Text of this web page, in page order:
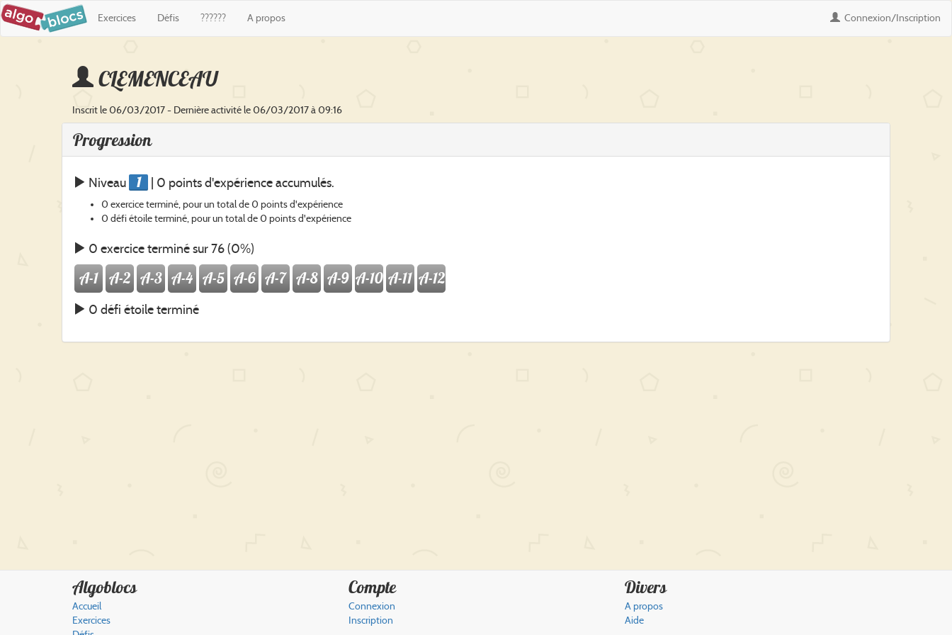
Connexion/Inscription
Exercices Défis ?????? A propos
CLEMENCEAU
Inscrit le 06/03/2017 - Dernière activité le 06/03/2017 à 09:16
Progression
Niveau 1 | 0 points d'expérience accumulés.
0 exercice terminé, pour un total de 0 points d'expérience
0 défi étoile terminé, pour un total de 0 points d'expérience
0 exercice terminé sur 76 (0%)
A-1 A-2 A-3 A-4 A-5 A-6 A-7 A-8 A-9 A-10 A-11 A-12
0 défi étoile terminé
Algoblocs
Accueil
Exercices
Compte
Connexion
Inscription
Divers
A propos
Aide